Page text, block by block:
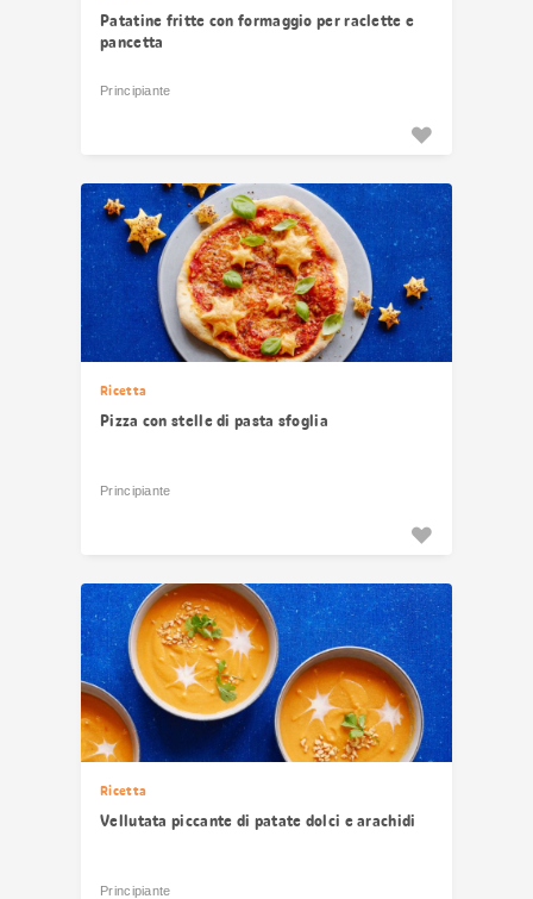
Patatine fritte con formaggio per raclette e
pancetta
Principiante
Ricetta
Pizza con stelle di pasta sfoglia
Principiante
Ricetta
Vellutata piccante di patate dolci e arachidi
Principiante